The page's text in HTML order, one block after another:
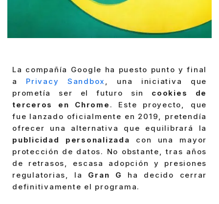
La compañía Google ha puesto punto y final
a Privacy Sandbox , una iniciativa que
prometía ser el futuro sin cookies de
terceros en Chrome . Este proyecto, que
fue lanzado oficialmente en 2019, pretendía
ofrecer una alternativa que equilibrará la
publicidad personalizada con una mayor
protección de datos. No obstante, tras años
de retrasos, escasa adopción y presiones
regulatorias, la Gran G
ha decido cerrar
definitivamente el programa.